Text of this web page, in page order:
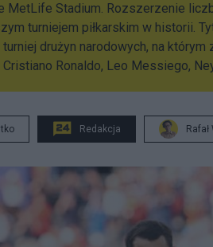
MetLife Stadium. Rozszerzenie
turniejem piłkarskim w historii.
turniej drużyn narodowych, na
Ronaldo, Leo Messiego,
Redakcja Rafał